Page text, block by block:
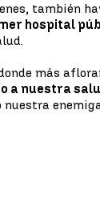
también
hospital
más
a nuestra
nuestra